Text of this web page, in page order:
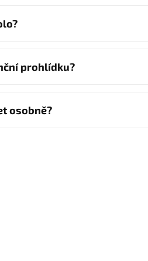
prohlídku?
osobně?